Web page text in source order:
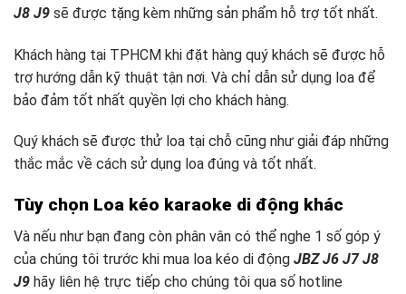
J8 J9 sẽ được tặng kèm những sản phẩm hỗ trợ tốt nhất.
Khách hàng tại TPHCM khi đặt hàng quý khách sẽ được hỗ
trợ hướng dẫn kỹ thuật tận nơi. Và chỉ dẫn sử dụng loa để
bảo đảm tốt nhất quyền lợi cho khách hàng.
Quý khách sẽ được thử loa tại chỗ cũng như giải đáp những
thắc mắc về cách sử dụng loa đúng và tốt nhất.
Tùy chọn Loa kéo karaoke di động khác
Và nếu như bạn đang còn phân vân có thể nghe 1 số góp ý
của chúng tôi trước khi mua loa kéo di động JBZ J6 J7 J8
J9 hãy liên hệ trực tiếp cho chúng tôi qua số hotline